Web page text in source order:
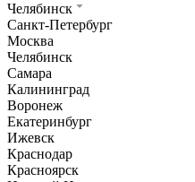
Челябинск
Санкт-Петербург
Москва
Челябинск
Самара
Калининград
Воронеж
Екатеринбург
Ижевск
Краснодар
Красноярск